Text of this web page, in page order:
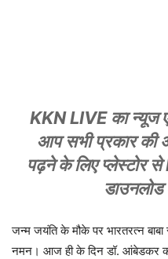
KKN LIVE का न्यूज
आप सभी प्रकार की
पढ़ने के लिए प्लेस्टोर
जन्म जयंति के मौके पर भारतरत्न
नमन। आज ही के दिन डॉ. आंबेडकर